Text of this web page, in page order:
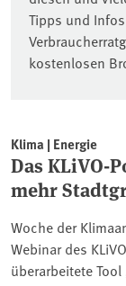
Tipps und
kostenlosen
Klima | Energie
Das KLiVO-
mehr
Woche der
Webinar des
überarbeitete